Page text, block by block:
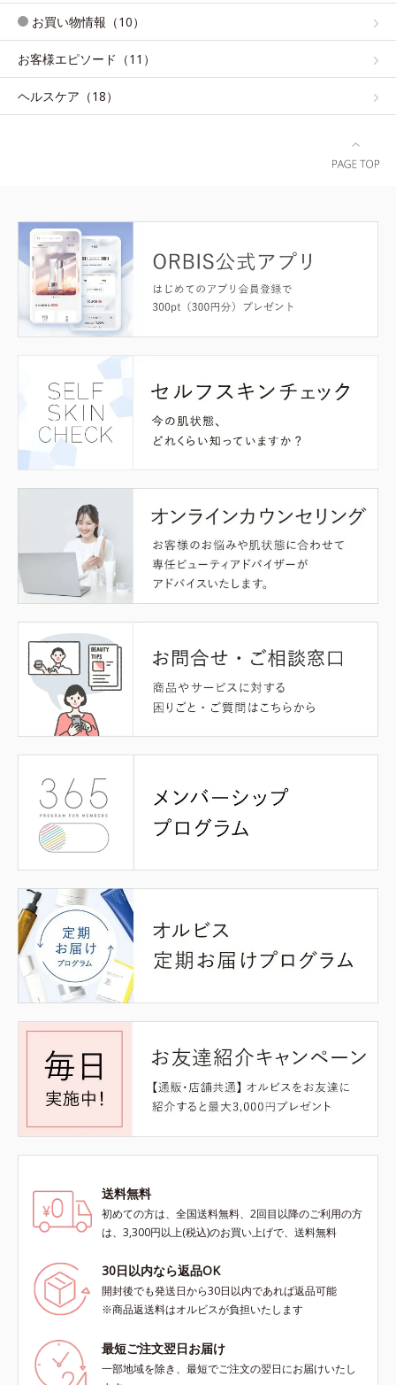
お買い物情報（10）
お客様エピソード（11）
ヘルスケア（18）
送料無料
初めての方は、全国送料無料、2回目以降のご利用の方
は、3,300円以上(税込)のお買い上げで、送料無料
30日以内なら返品OK
開封後でも発送日から30日以内であれば返品可能
※商品返送料はオルビスが負担いたします
最短ご注文翌日お届け
一部地域を除き、最短でご注文の翌日にお届けいたし